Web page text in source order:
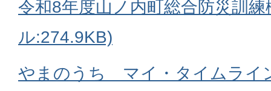
令和8年度山ノ内町総合防災訓
ル:274.9KB)
やまのうち マイ・タイムライ